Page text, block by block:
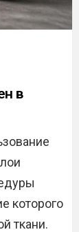
в
которого
ткани.